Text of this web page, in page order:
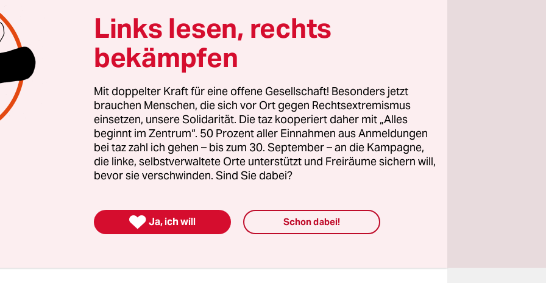
Landesregierung euphorisch auf das Treffen vom 9. bis
„Ich freue mich, dass die wichtigen
Dresden als Tagungsort gewählt haben“, sagt
Stanislaw Tillich (CDU) der taz.
Konferenz sei „ein Bekenntnis zu Sachsen mit all
wissenschaftlichen und wirtschaftlichen Stärke
eine Chance, zum Beispiel, um für weitere Investitionen in
werben“. Dies ist sehr optimistisch.
Links lesen, rechts
bekämpfen
Mit doppelter Kraft für eine offene Gesellschaft! Besonders jetzt
brauchen Menschen, die sich vor Ort gegen Rechtsextremismus
einsetzen, unsere Solidarität. Die taz kooperiert daher mit „Alles
beginnt im Zentrum“. 50 Prozent aller Einnahmen aus Anmeldungen
bei taz zahl ich gehen – bis zum 30. September – an die Kampagne,
die linke, selbstverwaltete Orte unterstützt und Freiräume sichern will,
bevor sie verschwinden. Sind Sie dabei?
 Ja, ich will Schon dabei!